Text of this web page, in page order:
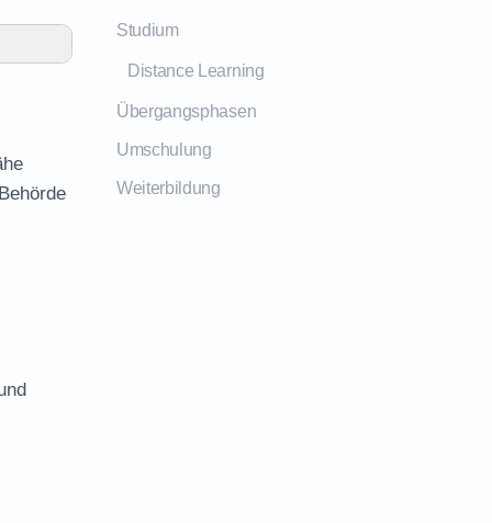
Studium
Distance Learning
Übergangsphasen
Umschulung
Weiterbildung